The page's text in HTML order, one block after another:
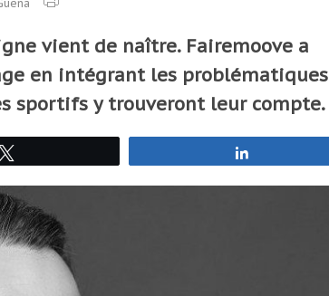
vient de naître. Fairemoove a
en intégrant les problématiques
sportifs y trouveront leur compte.